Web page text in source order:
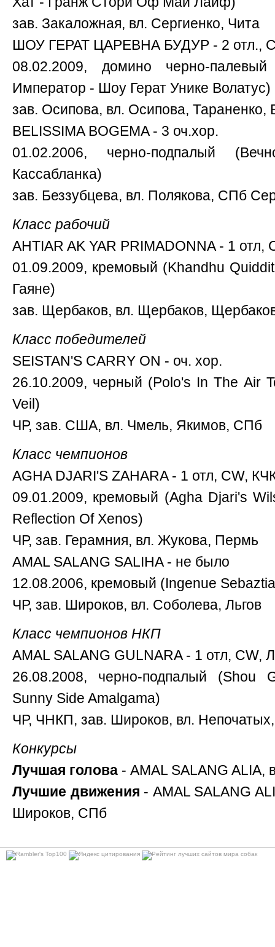
зав. Закаложная, вл. Сергиенко, Чита
ШОУ ГЕРАТ ЦАРЕВНА БУДУР - 2 отл.,
08.02.2009, домино черно-
Император - Шоу Герат Унике Волатус)
зав. Осипова, вл. Осипова, Тараненко,
BELISSIMA BOGEMA - 3 оч.хор.
01.02.2006, черно-подпалый
Кассабланка)
зав. Беззубцева, вл. Полякова, СПб
Класс рабочий
AHTIAR AK YAR PRIMADONNA - 1 отл,
01.09.2009, кремовый (Khandhu
Гаяне)
зав. Щербаков, вл. Щербаков,
Класс победителей
SEISTAN'S CARRY ON - оч. хор.
26.10.2009, черный (Polo's In The Air
Veil)
ЧР, зав. США, вл. Чмель, Якимов, СПб
Класс чемпионов
AGHA DJARI'S ZAHARA - 1 отл, CW,
09.01.2009, кремовый (Agha Djari's
Reflection Of Xenos)
ЧР, зав. Герамния, вл. Жукова, Пермь
AMAL SALANG SALIHA - не было
12.08.2006, кремовый (Ingenue
ЧР, зав. Широков, вл. Соболева, Льгов
Класс чемпионов НКП
AMAL SALANG GULNARA - 1 отл, CW,
26.08.2008, черно-подпалый (Shou
Sunny Side Amalgama)
ЧР, ЧНКП, зав. Широков, вл.
Конкурсы
Лучшая голова - AMAL SALANG
Лучшие движения - AMAL SALANG
Широков, СПб